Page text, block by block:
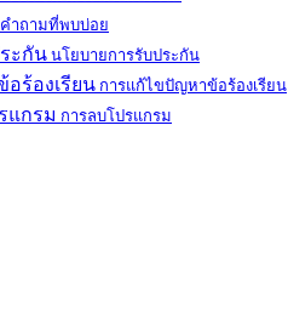
คำถามที่พบบ่อย
นโยบายการรับประกัน
การแก้ไขปัญหาข้อร้องเรียน
การลบโปรแกรม